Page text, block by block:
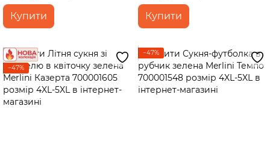
Купити Купити
−47%
−47%